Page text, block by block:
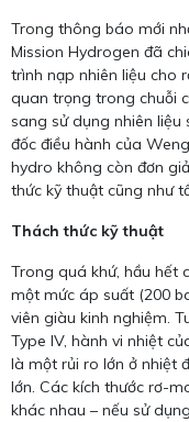
Trong thông báo mới
Mission Hydrogen đã
trình nạp nhiên liệu cho
quan trọng trong chuỗi
sang sử dụng nhiên liệu
đốc điều hành của
hydro không còn đơn
thức kỹ thuật cũng như
Thách thức kỹ thuật
Trong quá khứ, hầu hết
một mức áp suất (200
viên giàu kinh nghiệm.
Type IV, hành vi nhiệt
là một rủi ro lớn ở nhiệt
lớn. Các kích thước rơ-
khác nhau – nếu sử